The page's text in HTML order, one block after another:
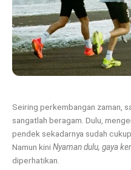
Seiring perkembangan zaman,
sangatlah beragam. Dulu,
pendek sekadarnya sudah
Namun kiniNyaman dulu, gaya
diperhatikan.